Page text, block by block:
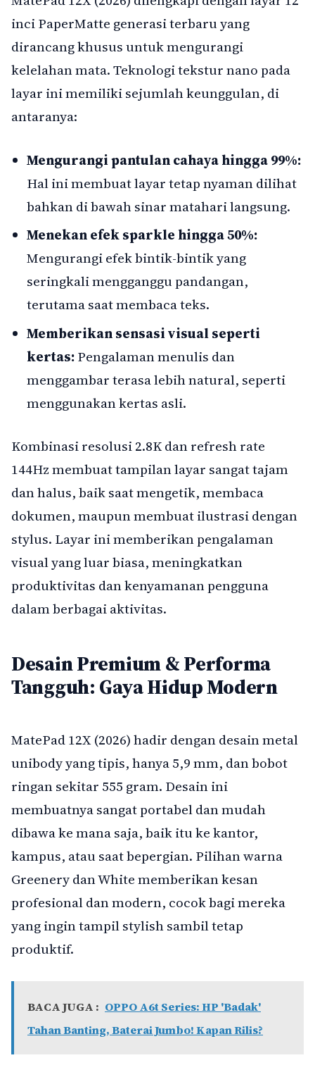
inci PaperMatte generasi terbaru yang
dirancang khusus untuk mengurangi
kelelahan mata. Teknologi tekstur nano pada
layar ini memiliki sejumlah keunggulan, di
antaranya:
Mengurangi pantulan cahaya hingga 99%:
Hal ini membuat layar tetap nyaman dilihat
bahkan di bawah sinar matahari langsung.
Menekan efek sparkle hingga 50%:
Mengurangi efek bintik-bintik yang
seringkali mengganggu pandangan,
terutama saat membaca teks.
Memberikan sensasi visual seperti
kertas:Pengalaman menulis dan
menggambar terasa lebih natural, seperti
menggunakan kertas asli.
Kombinasi resolusi 2.8K dan refresh rate
144Hz membuat tampilan layar sangat tajam
dan halus, baik saat mengetik, membaca
dokumen, maupun membuat ilustrasi dengan
stylus. Layar ini memberikan pengalaman
visual yang luar biasa, meningkatkan
produktivitas dan kenyamanan pengguna
dalam berbagai aktivitas.
Desain Premium & Performa
Tangguh: Gaya Hidup Modern
MatePad 12X (2026) hadir dengan desain metal
unibody yang tipis, hanya 5,9 mm, dan bobot
ringan sekitar 555 gram. Desain ini
membuatnya sangat portabel dan mudah
dibawa ke mana saja, baik itu ke kantor,
kampus, atau saat bepergian. Pilihan warna
Greenery dan White memberikan kesan
profesional dan modern, cocok bagi mereka
yang ingin tampil stylish sambil tetap
produktif.
BACA JUGA : OPPO A6t Series: HP 'Badak'
Tahan Banting, Baterai Jumbo! Kapan Rilis?